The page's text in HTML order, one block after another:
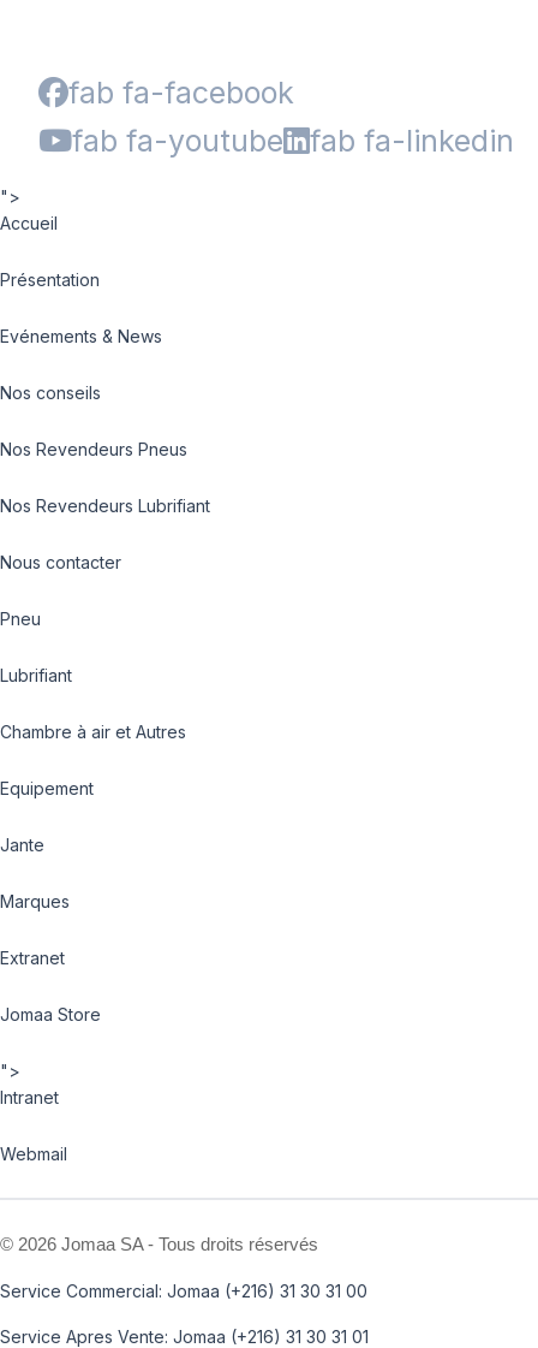
fab fa-facebook
fab fa-youtube
fab fa-linkedin
">
Accueil
Présentation
Evénements & News
Nos conseils
Nos Revendeurs Pneus
Nos Revendeurs Lubrifiant
Nous contacter
Pneu
Lubrifiant
Chambre à air et Autres
Equipement
Jante
Marques
Extranet
Jomaa Store
">
Intranet
Webmail
© 2026 Jomaa SA - Tous droits réservés
Service Commercial: Jomaa (+216) 31 30 31 00
Service Apres Vente: Jomaa (+216) 31 30 31 01